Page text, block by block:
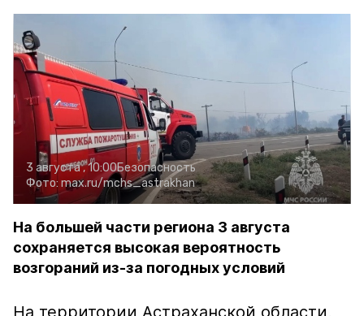
3 августа , 10:00Безопасность
Фото: max.ru/mchs_astrakhan
На большей части региона 3 августа
сохраняется высокая вероятность
возгораний из-за погодных условий
На территории Астраханской области,